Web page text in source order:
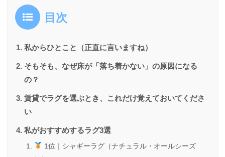
目次
私からひとこと（正直に言いますね）
そもそも、なぜ床が「落ち着かない」の原因になる
の？
賃貸でラグを選ぶとき、これだけ覚えておいてくださ
い
私がおすすめするラグ3選
1位｜シャギーラグ（ナチュラル・オールシーズ